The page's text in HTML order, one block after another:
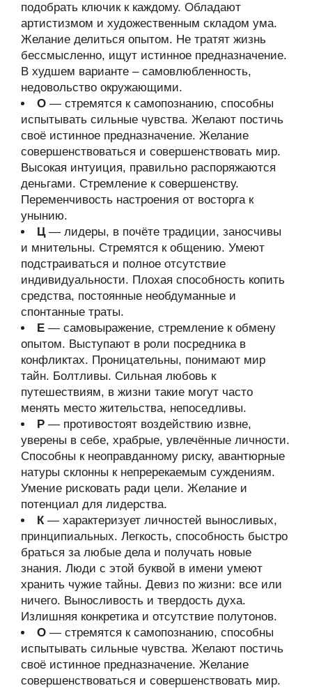
подобрать ключик к каждому. Обладают
артистизмом и художественным складом ума.
Желание делиться опытом. Не тратят жизнь
бессмысленно, ищут истинное предназначение.
В худшем варианте – самовлюбленность,
недовольство окружающими.
О — стремятся к самопознанию, способны
испытывать сильные чувства. Желают постичь
своё истинное предназначение. Желание
совершенствоваться и совершенствовать мир.
Высокая интуиция, правильно распоряжаются
деньгами. Стремление к совершенству.
Переменчивость настроения от восторга к
унынию.
Ц— лидеры, в почёте традиции, заносчивы
и мнительны. Стремятся к общению. Умеют
подстраиваться и полное отсутствие
индивидуальности. Плохая способность копить
средства, постоянные необдуманные и
спонтанные траты.
Е — самовыражение, стремление к обмену
опытом. Выступают в роли посредника в
конфликтах. Проницательны, понимают мир
тайн. Болтливы. Сильная любовь к
путешествиям, в жизни такие могут часто
менять место жительства, непоседливы.
Р — противостоят воздействию извне,
уверены в себе, храбрые, увлечённые личности.
Способны к неоправданному риску, авантюрные
натуры склонны к непререкаемым суждениям.
Умение рисковать ради цели. Желание и
потенциал для лидерства.
К— характеризует личностей выносливых,
принципиальных. Легкость, способность быстро
браться за любые дела и получать новые
знания. Люди с этой буквой в имени умеют
хранить чужие тайны. Девиз по жизни: все или
ничего. Выносливость и твердость духа.
Излишняя конкретика и отсутствие полутонов.
О — стремятся к самопознанию, способны
испытывать сильные чувства. Желают постичь
своё истинное предназначение. Желание
совершенствоваться и совершенствовать мир.